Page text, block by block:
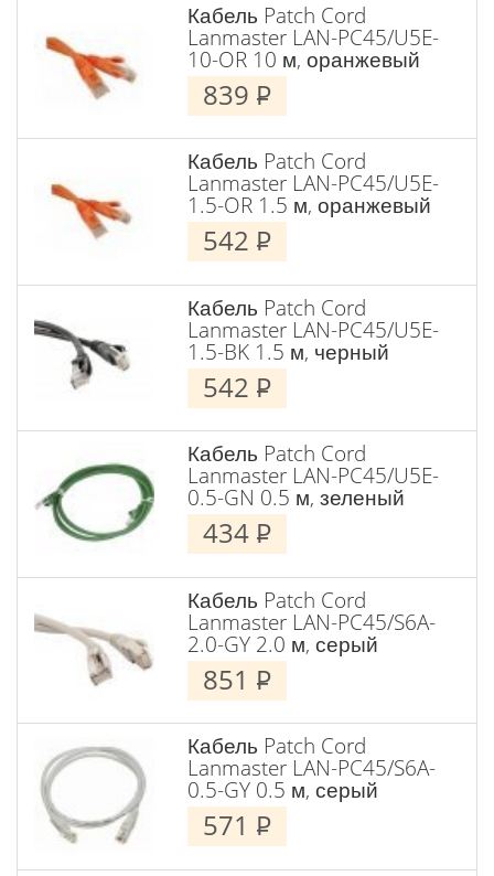
Кабель Patch Cord
Lanmaster LAN-PC45/U5E-
10-OR 10 м, оранжевый
839 P
Кабель Patch Cord
Lanmaster LAN-PC45/U5E-
1.5-OR 1.5 м, оранжевый
542 P
Кабель Patch Cord
Lanmaster LAN-PC45/U5E-
1.5-BK 1.5 м, черный
542 P
Кабель Patch Cord
Lanmaster LAN-PC45/U5E-
0.5-GN 0.5 м, зеленый
434 P
Кабель Patch Cord
Lanmaster LAN-PC45/S6A-
2.0-GY 2.0 м, серый
851 P
Кабель Patch Cord
Lanmaster LAN-PC45/S6A-
0.5-GY 0.5 м, серый
571 P